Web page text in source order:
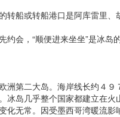
船或转船港口是阿库雷里、
会，“顺便进来坐坐”是冰岛
第二大岛。海岸线长约４９
岛几乎整个国家都建立在
无常。因受墨西哥湾暖流